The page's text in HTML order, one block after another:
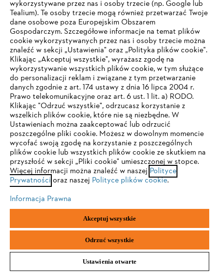
Firma
STIHL FAQ
Serwis
Polityka prywatności Wskazówki prawne Cookies
Informacje prawne
"ANDREAS STIHL" SP. Z O.O. z siedzibą w Sadach, 62-080 Tarnowo
TWOJA PRZEGLĄDARKA NIE JEST
OBSŁUGIWANA
Korzystasz z przeglądarki, której jeszcze nie obsługujemy. W
celu optymalnego korzystania z naszej strony zalecamy
przejście do jednej z następujących przeglądarek:
Firefox Chrome
wykorzystywane przez nas i osoby trzecie (np. Google lub
Tealium). Te osoby trzecie mogą również przetwarzać Twoje
dane osobowe poza Europejskim Obszarem
Gospodarczym. Szczegółowe informacje na temat plików
cookie wykorzystywanych przez nas i osoby trzecie można
znaleźć w sekcji „Ustawienia" oraz „Polityka plików cookie".
Klikając „Akceptuj wszystkie", wyrażasz zgodę na
wykorzystywanie wszystkich plików cookie, w tym służące
do personalizacji reklam i związane z tym przetwarzanie
danych zgodnie z art. 174 ustawy z dnia 16 lipca 2004 r.
Prawo telekomunikacyjne oraz art. 6 ust. 1 lit. a) RODO.
Klikając "Odrzuć wszystkie", odrzucasz korzystanie z
wszelkich plików cookie, które nie są niezbędne. W
Ustawieniach można zaakceptować lub odrzucić
poszczególne pliki cookie. Możesz w dowolnym momencie
wycofać swoją zgodę na korzystanie z poszczególnych
plików cookie lub wszystkich plików cookie ze skutkiem na
przyszłość w sekcji „Pliki cookie" umieszczonej w stopce.
Więcej informacji można znaleźć w naszej Polityce
Prywatności oraz naszej Polityce plików cookie.
Informacja Prawna
Akceptuj wszystkie
Odrzuć wszystkie
Ustawienia otwarte